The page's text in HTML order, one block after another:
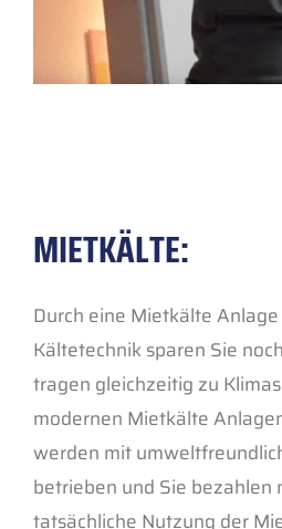
MIETKÄLTE:
Durch eine Mietkälte
Kältetechnik sparen Sie
tragen gleichzeitig zu
modernen Mietkälte
werden mit
betrieben und Sie bezahlen